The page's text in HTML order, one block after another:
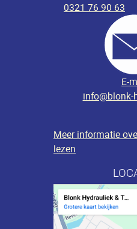
0321 76 90 63
E-
info@blonk-
Meer informatie
lezen